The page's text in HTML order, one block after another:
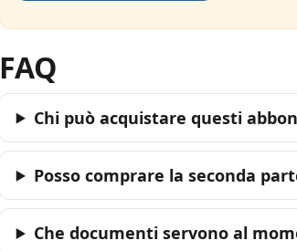
FAQ
Chi può acquistare questi
Posso comprare la seconda
Che documenti servono al